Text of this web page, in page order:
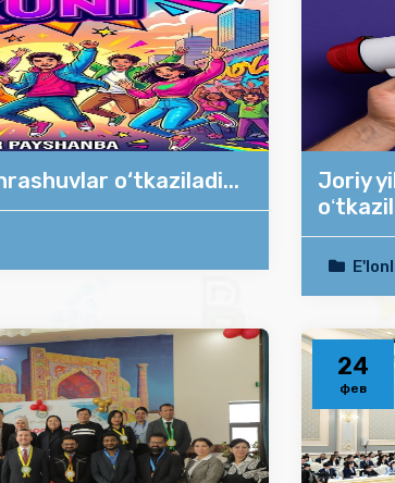
o‘tkaziladi...
Joriy
24
фев